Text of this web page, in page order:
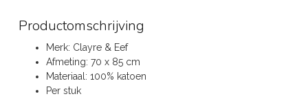
Productomschrijving
Merk: Clayre & Eef
Afmeting: 70 x 85 cm
Materiaal: 100% katoen
Per stuk